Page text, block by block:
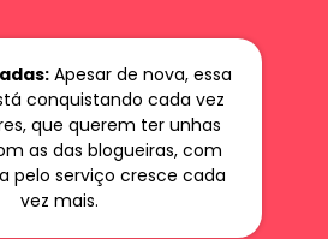
Apesar de nova, essa
conquistando cada vez
que querem ter unhas
as das blogueiras, com
pelo serviço cresce cada
vez mais.